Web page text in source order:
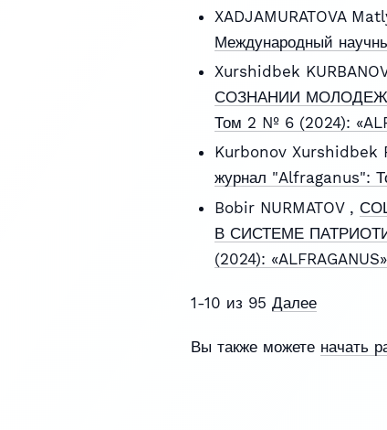
XADJAMURATOVA
Международный
Xurshidbek
СОЗНАНИИ МОЛОДЕЖИ
Том 2 № 6 (2024):
Kurbonov Xurshidbek
журнал "Alfraganus":
Bobir NURMATOV ,
В СИСТЕМЕ
(2024): «ALFRAGANUS»
1-10 из 95 Далее
Вы также можете начать